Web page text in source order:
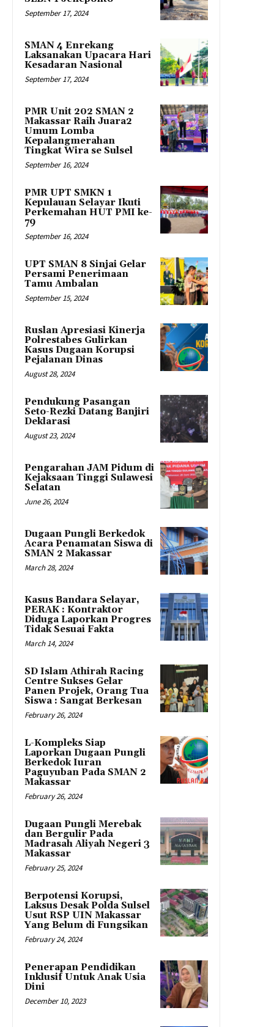
September 17, 2024
SMAN 4 Enrekang
Laksanakan Upacara Hari
Kesadaran Nasional
September 17, 2024
PMR Unit 202 SMAN 2
Makassar Raih Juara2
Umum Lomba
Kepalangmerahan
Tingkat Wira se Sulsel
September 16, 2024
PMR UPT SMKN 1
Kepulauan Selayar Ikuti
Perkemahan HUT PMI ke-
79
September 16, 2024
UPT SMAN 8 Sinjai Gelar
Persami Penerimaan
Tamu Ambalan
September 15, 2024
Ruslan Apresiasi Kinerja
Polrestabes Gulirkan
Kasus Dugaan Korupsi
Pejalanan Dinas
August 28, 2024
Pendukung Pasangan
Seto-Rezki Datang Banjiri
Deklarasi
August 23, 2024
Pengarahan JAM Pidum di
Kejaksaan Tinggi Sulawesi
Selatan
June 26, 2024
Dugaan Pungli Berkedok
Acara Penamatan Siswa di
SMAN 2 Makassar
March 28, 2024
Kasus Bandara Selayar,
PERAK : Kontraktor
Diduga Laporkan Progres
Tidak Sesuai Fakta
March 14, 2024
SD Islam Athirah Racing
Centre Sukses Gelar
Panen Projek, Orang Tua
Siswa : Sangat Berkesan
February 26, 2024
L-Kompleks Siap
Laporkan Dugaan Pungli
Berkedok Iuran
Paguyuban Pada SMAN 2
Makassar
February 26, 2024
Dugaan Pungli Merebak
dan Bergulir Pada
Madrasah Aliyah Negeri 3
Makassar
February 25, 2024
Berpotensi Korupsi,
Laksus Desak Polda Sulsel
Usut RSP UIN Makassar
Yang Belum di Fungsikan
February 24, 2024
Penerapan Pendidikan
Inklusif Untuk Anak Usia
Dini
December 10, 2023